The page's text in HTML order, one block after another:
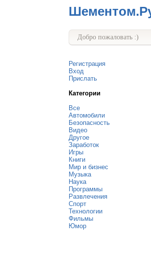
Добро пожаловать :)
Регистрация
Вход
Прислать
Категории
Все
Автомобили
Безопасность
Видео
Другое
Заработок
Игры
Книги
Мир и бизнес
Музыка
Наука
Программы
Развлечения
Спорт
Технологии
Фильмы
Юмор